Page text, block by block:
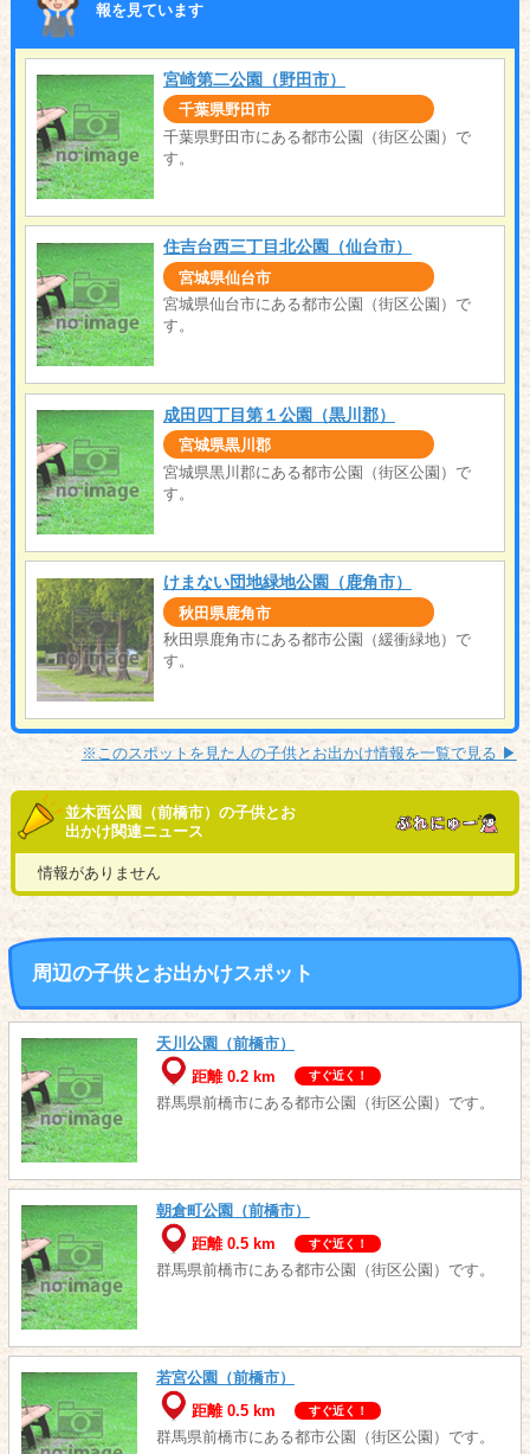
報を見ています
宮崎第二公園（野田市）
千葉県野田市
千葉県野田市にある都市公園（街区公園）で
す。
住吉台西三丁目北公園（仙台市）
宮城県仙台市
宮城県仙台市にある都市公園（街区公園）で
す。
成田四丁目第１公園（黒川郡）
宮城県黒川郡
宮城県黒川郡にある都市公園（街区公園）で
す。
けまない団地緑地公園（鹿角市）
秋田県鹿角市
秋田県鹿角市にある都市公園（緩衝緑地）で
す。
※このスポットを見た人の子供とお出かけ情報を一覧で見る ▶︎
並木西公園（前橋市）の子供とお
出かけ関連ニュース
情報がありません
周辺の子供とお出かけスポット
天川公園（前橋市）
距離 0.2 km
すぐ近く！
群馬県前橋市にある都市公園（街区公園）です。
朝倉町公園（前橋市）
距離 0.5 km
すぐ近く！
群馬県前橋市にある都市公園（街区公園）です。
若宮公園（前橋市）
距離 0.5 km
すぐ近く！
群馬県前橋市にある都市公園（街区公園）です。